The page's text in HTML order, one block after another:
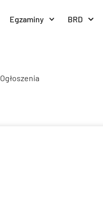
Egzaminy BRD
Ogłoszenia